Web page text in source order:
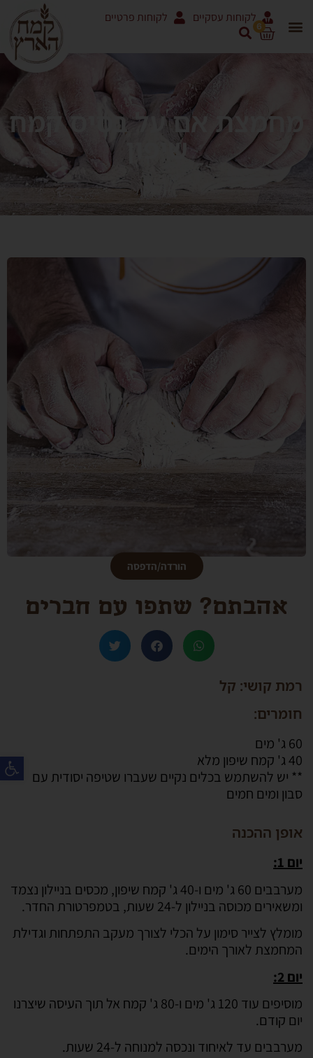
לקוחות עסקיים לקוחות פרטיים
6
מחמצת אם על בסיס קמח
שיפון
רמת קושי: קל
חומרים:
60 ג' מים
40 ג' קמח שיפון מלא
** יש להשתמש בכלים נקיים שעברו שטיפה יסודית עם
סבון ומים חמים
אופן ההכנה
יום 1:
מערבבים 60 ג' מים ו-40 ג' קמח שיפון, מכסים בניילון נצמד
ומשאירים מכוסה בניילון ל-24 שעות, בטמפרטורת החדר.
מומלץ לצייר סימון על הכלי לצורך מעקב התפתחות וגדילת
המחמצת לאורך הימים.
יום 2:
מוסיפים עוד 120 ג' מים ו-80 ג' קמח אל תוך העיסה שיצרנו
יום קודם.
מערבבים עד לאיחוד ונכסה למנוחה ל-24 שעות.
הורדה/הדפסה
אהבתם? שתפו עם חברים